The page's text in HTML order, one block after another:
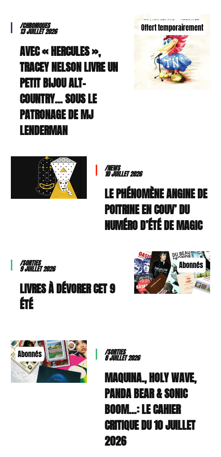
Offert temporairement
/CHRONIQUES
13 JUILLET 2026
AVEC « HERCULES »,
TRACEY NELSON LIVRE UN
PETIT BIJOU ALT-
COUNTRY… SOUS LE
PATRONAGE DE MJ
LENDERMAN
/NEWS
10 JUILLET 2026
LE PHÉNOMÈNE ANGINE DE
POITRINE EN COUV’ DU
NUMÉRO D’ÉTÉ DE MAGIC
Abonnés
/SORTIES
9 JUILLET 2026
9 LIVRES À DÉVORER CET
ÉTÉ
Abonnés /SORTIES
8 JUILLET 2026
MAQUINA., HOLY WAVE,
PANDA BEAR & SONIC
BOOM…: LE CAHIER
CRITIQUE DU 10 JUILLET
2026